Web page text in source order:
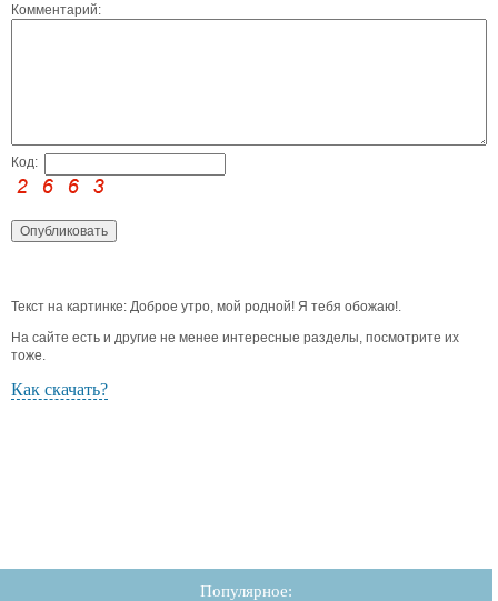
Комментарий:
Код:
Текст на картинке: Доброе утро, мой родной! Я тебя обожаю!.
На сайте есть и другие не менее интересные разделы, посмотрите их
тоже.
Как скачать?
Популярное: